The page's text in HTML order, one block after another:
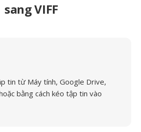
sang VIFF
tin từ Máy tính, Google Drive,
bằng cách kéo tập tin vào